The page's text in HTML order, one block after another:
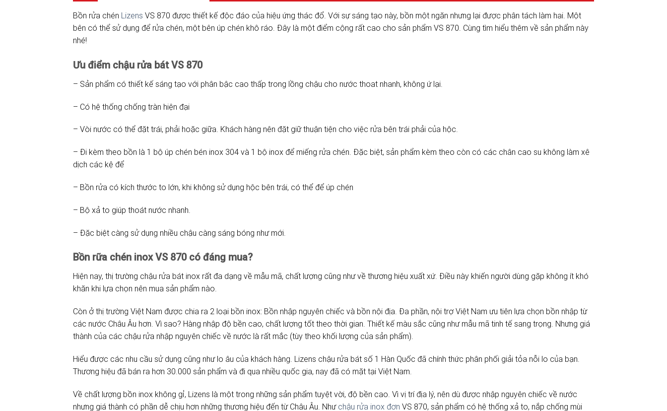
Bồn rửa chén Lizens VS 870 được thiết kế độc đáo của hiệu ứng thác đổ. Với sự sáng tạo này, bồn một ngăn nhưng lại được phân tách làm hai. Một
bên có thể sử dụng để rửa chén, một bên úp chén khô ráo. Đây là một điểm cộng rất cao cho sản phẩm VS 870. Cùng tìm hiểu thêm về sản phẩm này
nhé!
Ưu điểm chậu rửa bát VS 870
– Sản phẩm có thiết kế sáng tạo với phân bậc cao thấp trong lồng chậu cho nước thoat nhanh, không ứ lại.
– Có hệ thống chống tràn hiện đại
– Vòi nước có thể đặt trái, phải hoặc giữa. Khách hàng nên đặt giữ thuận tiện cho việc rửa bên trái phải của hộc.
– Đi kèm theo bồn là 1 bộ úp chén bén inox 304 và 1 bộ inox để miếng rửa chén. Đặc biệt, sản phẩm kèm theo còn có các chân cao su không làm xê
dịch các kệ để
– Bồn rửa có kích thước to lớn, khi không sử dụng hộc bên trái, có thể để úp chén
– Bộ xả to giúp thoát nước nhanh.
– Đặc biệt càng sử dụng nhiều chậu càng sáng bóng như mới.
Bồn rữa chén inox VS 870 có đáng mua?
Hiện nay, thị trường chậu rửa bát inox rất đa dạng về mẫu mã, chất lượng cũng như về thương hiệu xuất xứ. Điều này khiến người dùng gặp không ít khó
khăn khi lựa chọn nên mua sản phẩm nào.
Còn ở thị trường Việt Nam được chia ra 2 loại bồn inox: Bồn nhập nguyên chiếc và bồn nội địa. Đa phần, nội trợ Việt Nam ưu tiên lựa chọn bồn nhập từ
các nước Châu Âu hơn. Vì sao? Hàng nhập độ bền cao, chất lượng tốt theo thời gian. Thiết kế màu sắc cũng như mẫu mã tinh tế sang trọng. Nhưng giá
thành của các chậu rửa nhập nguyên chiếc về nước là rất mắc (tùy theo khối lượng của sản phẩm).
Hiểu được các nhu cầu sử dụng cũng như lo âu của khách hàng. Lizens chậu rửa bát số 1 Hàn Quốc đã chính thức phân phối giải tỏa nỗi lo của bạn.
Thương hiệu đã bán ra hơn 30.000 sản phẩm và đi qua nhiều quốc gia, nay đã có mặt tại Việt Nam.
Về chất lượng bồn inox không gỉ, Lizens là một trong những sản phẩm tuyệt vời, độ bền cao. Vì vị trí địa lý, nên dù được nhập nguyên chiếc về nước
nhưng giá thành có phần dễ chịu hơn những thương hiệu đến từ Châu Âu. Như chậu rửa inox đơn VS 870, sản phẩm có hệ thống xả to, nắp chống mùi